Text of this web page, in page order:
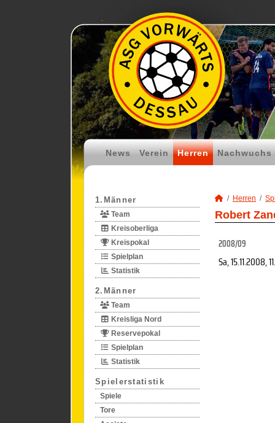
News Verein Herren Nachwuchs
1.Männer
Team
Kreisoberliga
Kreispokal
Spielplan
Statistik
2.Männer
Team
Kreisliga Nord
Reservepokal
Spielplan
Statistik
Spielerstatistik
Spiele
Tore
Herren
Robert
2008/09
Sa, 15.11.2008,